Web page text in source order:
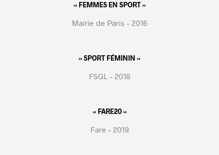
« FEMMES EN SPORT »
Mairie de Paris – 2016
« SPORT FÉMININ »
FSGL – 2018
« FARE20 »
Fare – 2019